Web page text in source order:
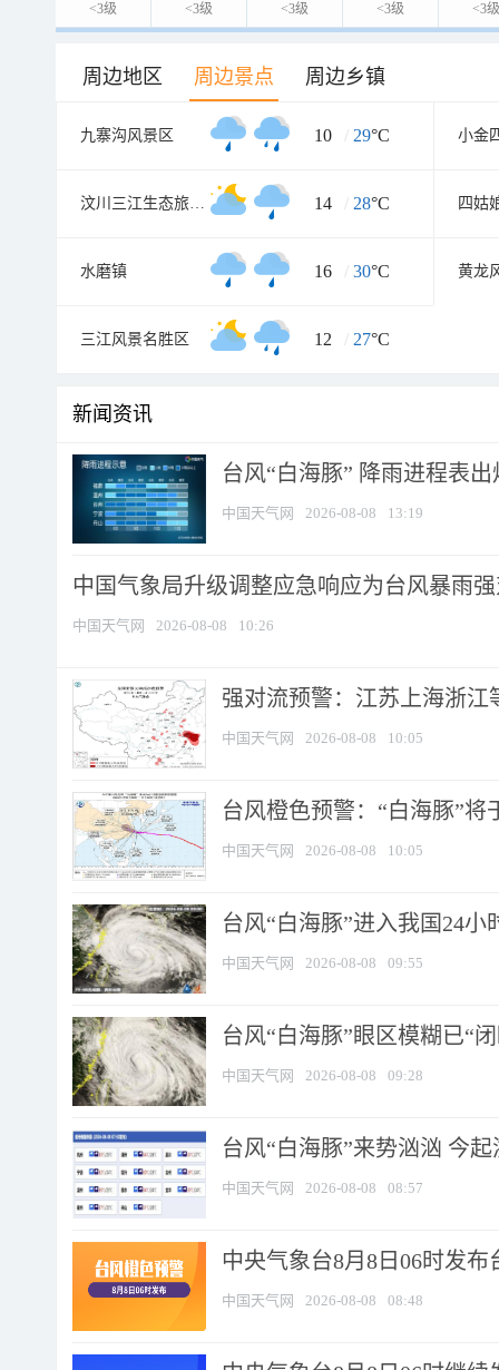
<3级 <3级 <3级 <3级 <3级
周边地区 周边景点 周边乡镇
九寨沟风景区 10 / 29°C
汶川三江生态旅游区 14 / 28°C 四姑
水磨镇 16 / 30°C 黄龙
三江风景名胜区 12 / 27°C
新闻资讯
台风“白海豚” 降雨进程表
中国天气网 2026-08-08 13:19
中国气象局升级调整应急响应为台风暴雨
中国天气网 2026-08-08 10:26
强对流预警：江苏上海浙江
中国天气网 2026-08-08 10:05
台风橙色预警：“白海豚”将
中国天气网 2026-08-08 10:05
台风“白海豚”进入我国24
中国天气网 2026-08-08 09:55
台风“白海豚”眼区模糊已“
中国天气网 2026-08-08 09:28
台风“白海豚”来势汹汹 今
中国天气网 2026-08-08 08:57
中央气象台8月8日06时发布
中国天气网 2026-08-08 08:48